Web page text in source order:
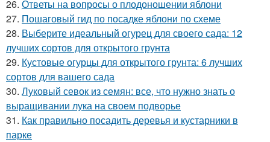
26. Ответы на вопросы о плодоношении яблони
27. Пошаговый гид по посадке яблони по схеме
28. Выберите идеальный огурец для своего сада: 12
лучших сортов для открытого грунта
29. Кустовые огурцы для открытого грунта: 6 лучших
сортов для вашего сада
30. Луковый севок из семян: все, что нужно знать о
выращивании лука на своем подворье
31. Как правильно посадить деревья и кустарники в
парке